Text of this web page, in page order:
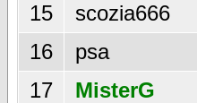
15
scozia666
16
psa
17
MisterG